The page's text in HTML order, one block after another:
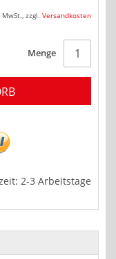
, zzgl. Versandkosten
Menge
2-3 Arbeitstage